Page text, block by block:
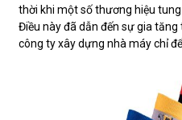
thời khi một số thương hiệu
Điều này đã dẫn đến sự gia
công ty xây dựng nhà máy chỉ